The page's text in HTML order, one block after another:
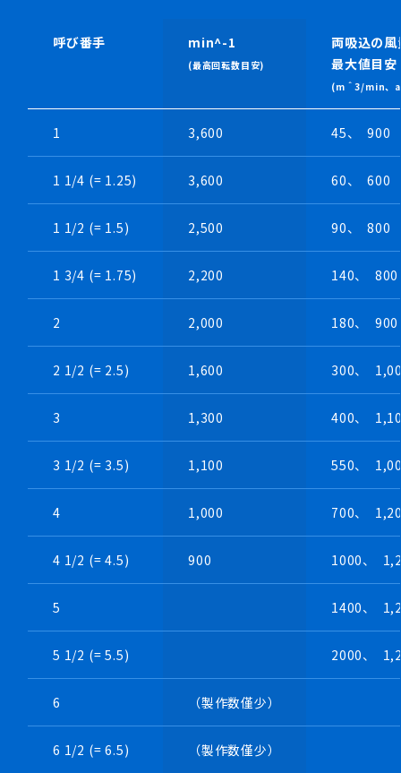
・プレス1P式シロッコファン羽根車
・最も低コスト
・φ76mm～φ100前後
・リベット留式補強リング入り
・高速回転、高温環境に
呼び番手 min^-1
(最高回転数目安)
両吸込の
最大値目安
(m＾3/min
1 3,600 45、 900
1 1/4 (= 1.25) 3,600 60、 600
1 1/2 (= 1.5) 2,500 90、 800
1 3/4 (= 1.75) 2,200 140、 800
2 2,000 180、 900
2 1/2 (= 2.5) 1,600 300、
3 1,300 400、
3 1/2 (= 3.5) 1,100 550、
4 1,000 700、
4 1/2 (= 4.5) 900 1000、
5 1400、
5 1/2 (= 5.5) 2000、
6 （製作数僅少）
6 1/2 (= 6.5) （製作数僅少）